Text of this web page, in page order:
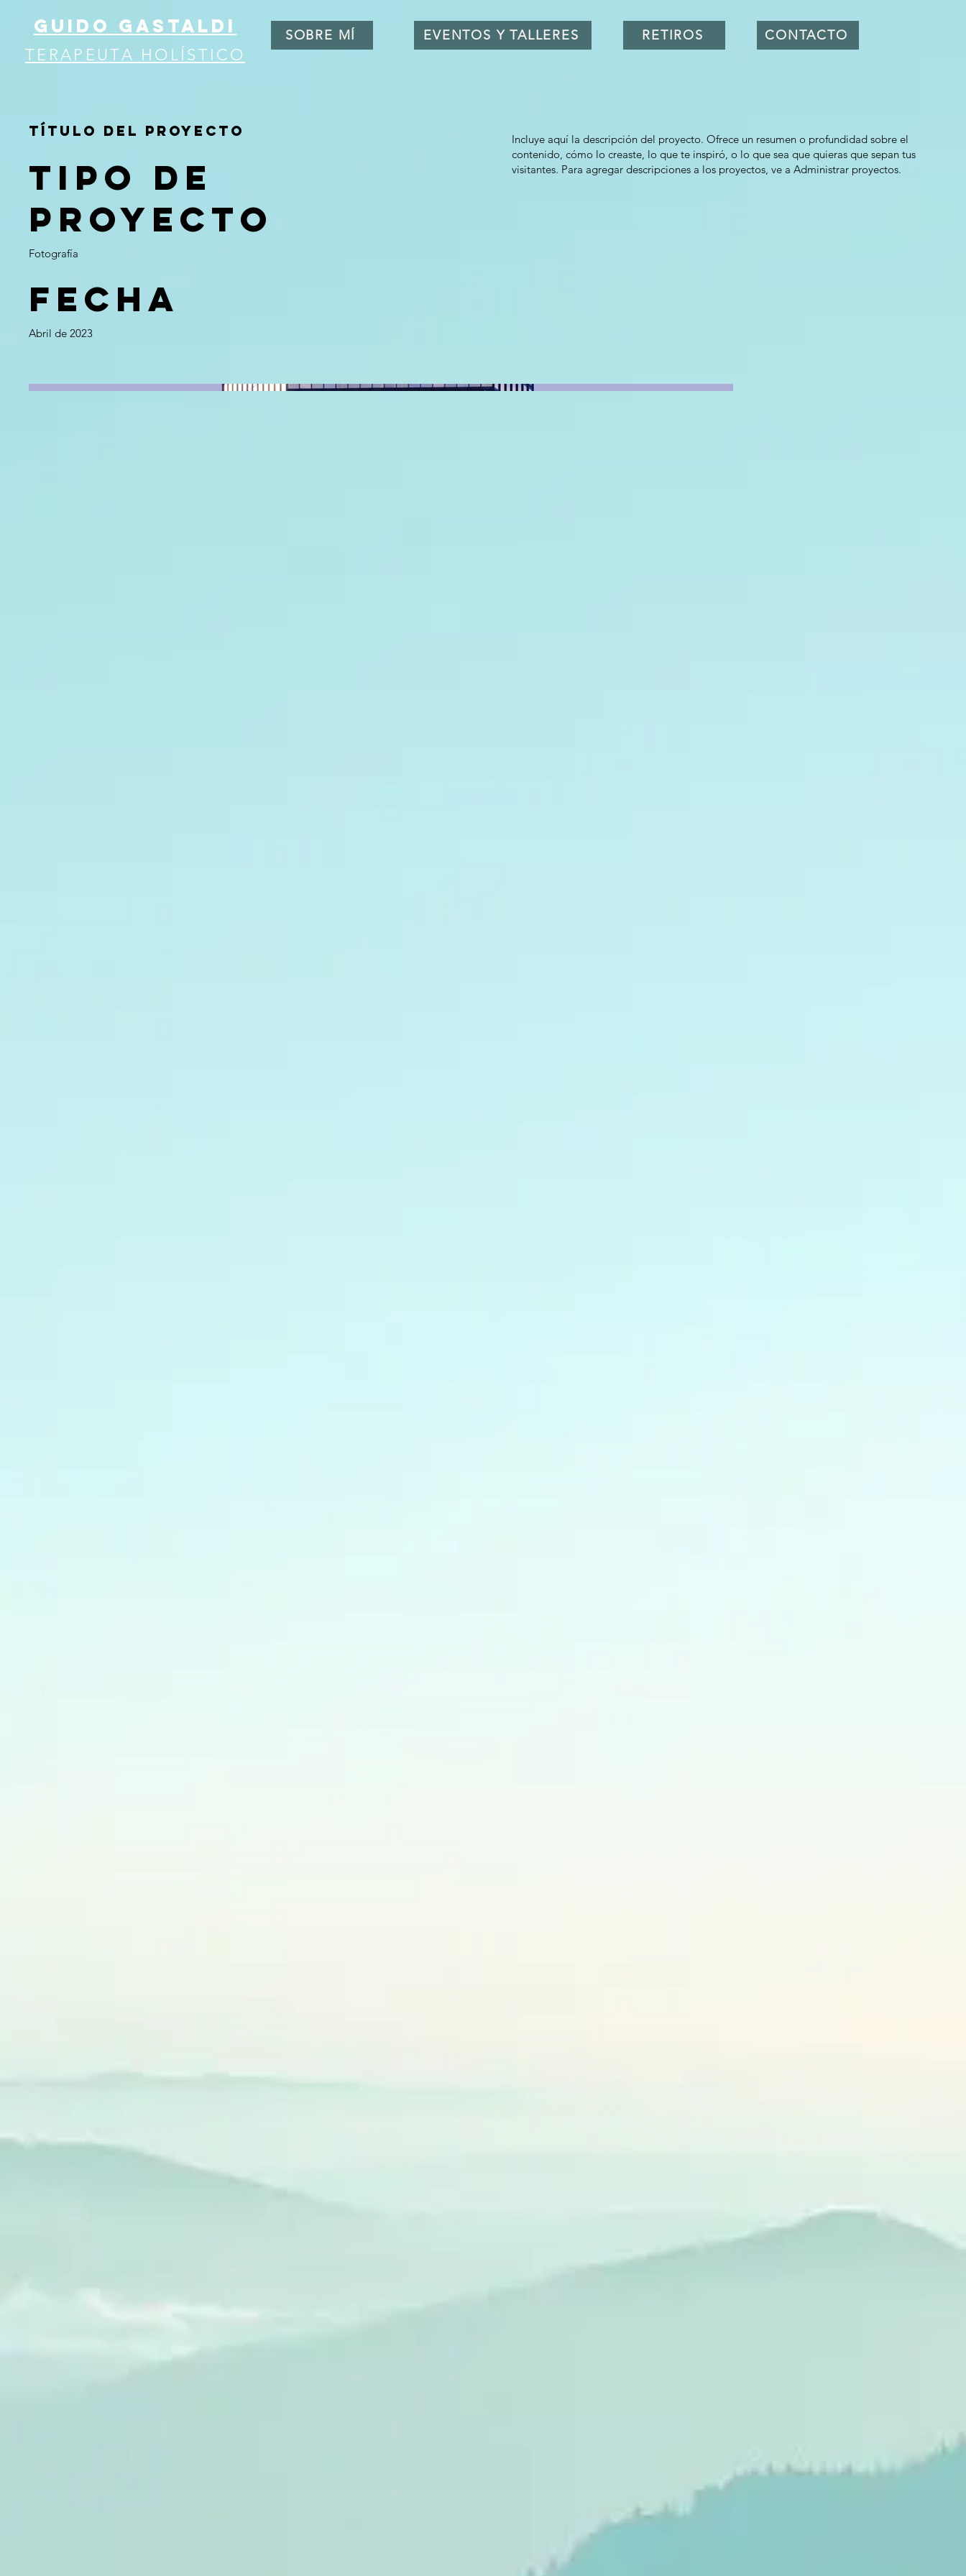
GUIDO GASTALDI
TERAPEUTA HOLÍSTICO
SOBRE MÍ EVENTOS Y TALLERES RETIROS CONTACTO
Título del proyecto
Tipo de
proyecto
Fotografía
Fecha
Abril de 2023
Incluye aquí la descripción del proyecto. Ofrece un resumen o profundidad sobre el
contenido, cómo lo creaste, lo que te inspiró, o lo que sea que quieras que sepan tus
visitantes. Para agregar descripciones a los proyectos, ve a Administrar proyectos.